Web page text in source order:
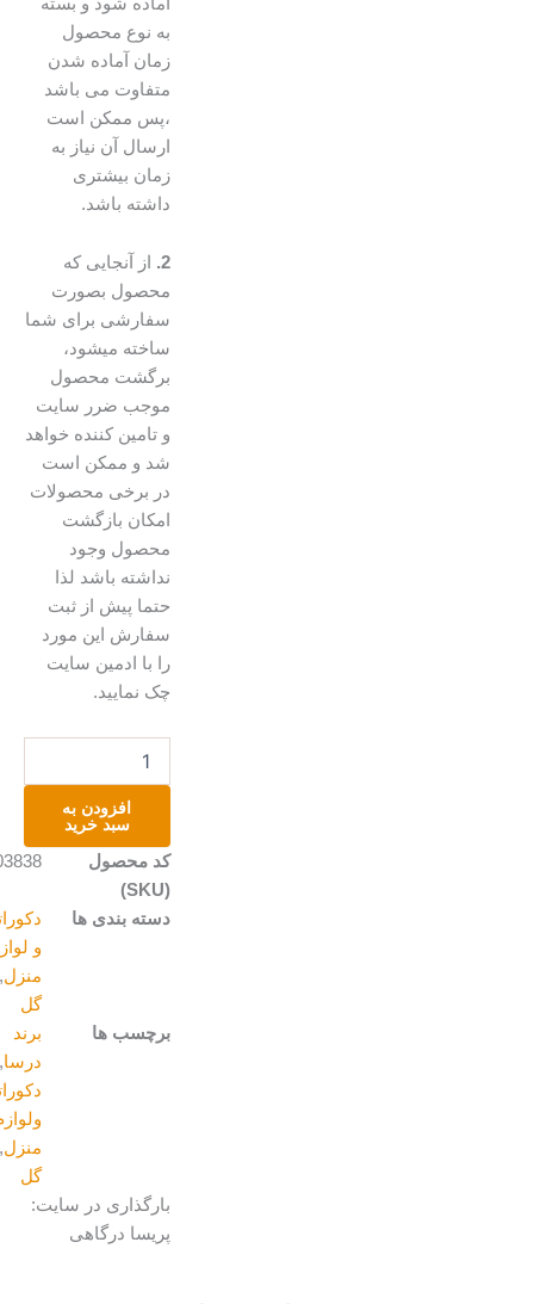
به نوع محصول
زمان آماده شدن
متفاوت می باشد
،پس ممکن است
ارسال آن نیاز به
زمان بیشتری
داشته باشد.
از آنجایی که
محصول بصورت
سفارشی برای شما
ساخته میشود،
برگشت محصول
موجب ضرر سایت
و تامین کننده خواهد
شد و ممکن است
در برخی محصولات
امکان بازگشت
محصول وجود
نداشته باشد لذا
حتما پیش از ثبت
سفارش این مورد
را با ادمین سایت
چک نمایید.
افزودن به
سبد خرید
کد محصول
A203838
دسته بندی ها
دکوراتیو
و لوازم
منزل,
برچسب ها
برند
درسا,
دکوراتیو
ولوازم
منزل,
بارگذاری در سایت:
پریسا درگاهی